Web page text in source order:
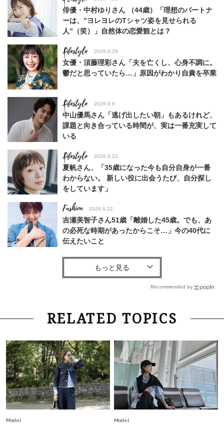
俳優・中村ゆりさん （44歳）「理想のパートナ
ーは、”ヨレヨレのTシャツ姿を見せられる
人”（笑）」自然体の恋愛観とは？
Lifestyle 2026.6.29
女優・須藤理彩さん「夫を亡くし、心身不調に。
鬱だと思っていたら…」原因がわかり自責を卒業
Lifestyle 2026.8.6
中山優馬さん「逃げ出したい朝」もあるけれど、
課題と向き合っている時間が、実は一番充実して
いる
Lifestyle 2026.6.23
夏帆さん、「35歳になった今も自分自身が一番
わからない。 新しい役に出会うたび、自分探し
をしています」
Fashion 2026.6.22
吉瀬美智子さん51歳「離婚した45歳。でも、あ
の必死な時期があったからこそ…」今の40代に
伝えたいこと
Fashion
【40代コンサバ派】白Tシャツは「パール×ゴー
Lifestyle 2026.7.29
「お若いですね」は褒め言葉？“若い＝美しい”と
ーレス連載22】
Lifestyle 2026.7.29
「人間、役に立たなきゃ生きてちゃいかんか？」
上野千鶴子先生が問い直す“理想の老後”の呪縛
【ジェンダー連載23】
2026.8.6
Recommended by
RELATED TOPICS
Model Model